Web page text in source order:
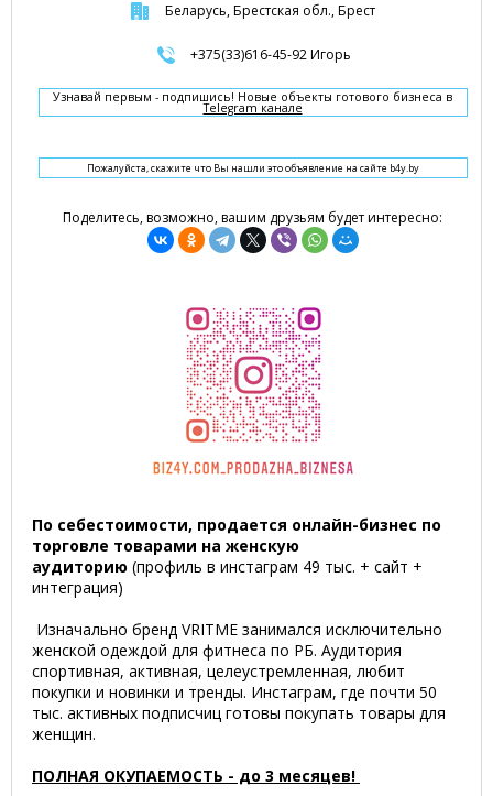
Беларусь, Брестская обл., Брест
+375(33)616-45-92 Игорь
Узнавай первым - подпишись! Новые объекты готового бизнеса в
Telegram канале
Пожалуйста, скажите что Вы нашли это объявление на сайте b4y.by
Поделитесь, возможно, вашим друзьям будет интересно:
По себестоимости, продается онлайн-бизнес по
торговле товарами на женскую
аудиторию (профиль в инстаграм 49 тыс. + сайт +
интеграция)
Изначально бренд VRITME занимался исключительно
женской одеждой для фитнеса по РБ. Аудитория
спортивная, активная, целеустремленная, любит
покупки и новинки и тренды. Инстаграм, где почти 50
тыс. активных подписчиц готовы покупать товары для
женщин.
ПОЛНАЯ ОКУПАЕМОСТЬ - до 3 месяцев!